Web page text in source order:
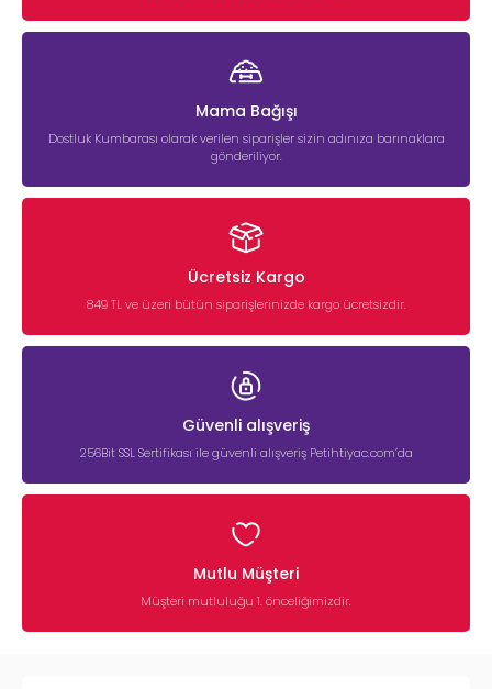
Mama Bağışı
Dostluk Kumbarası olarak verilen siparişler sizin adınıza barınaklara
gönderiliyor.
Ücretsiz Kargo
849 TL ve üzeri bütün siparişlerinizde kargo ücretsizdir.
Güvenli alışveriş
256Bit SSL Sertifikası ile güvenli alışveriş Petihtiyac.com’da
Mutlu Müşteri
Müşteri mutluluğu 1. önceliğimizdir.